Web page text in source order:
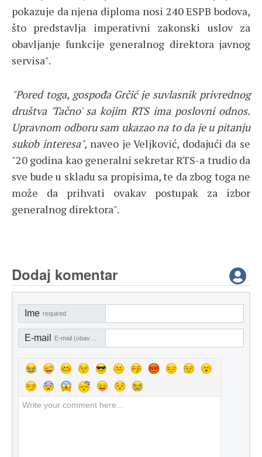
pokazuje da njena diploma nosi 240 ESPB bodova,
što predstavlja imperativni zakonski uslov za
obavljanje funkcije generalnog direktora javnog
servisa".
"Pored toga, gospođa Grčić je suvlasnik privrednog
društva 'Tačno' sa kojim RTS ima poslovni odnos.
Upravnom odboru sam ukazao na to da je u pitanju
sukob interesa", naveo je Veljković, dodajući da se
"20 godina kao generalni sekretar RTS-a trudio da
sve bude u skladu sa propisima, te da zbog toga ne
može da prihvati ovakav postupak za izbor
generalnog direktora".
Dodaj komentar
Ime required
E-mail